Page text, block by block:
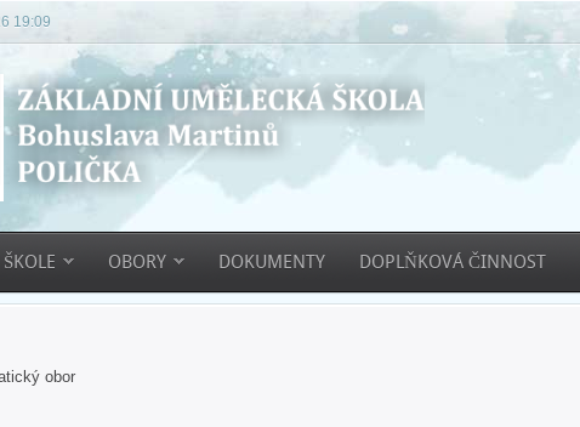
19:09
OBORY DOKUMENTY DOPLŇKOVÁ ČINNOST
obor